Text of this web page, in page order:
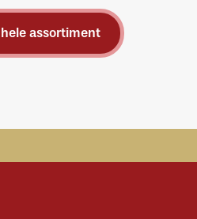
assortiment